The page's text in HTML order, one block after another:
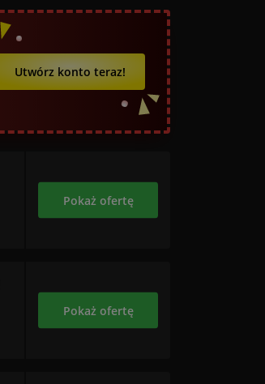
Utwórz konto teraz!
Pokaż ofertę
Pokaż ofertę